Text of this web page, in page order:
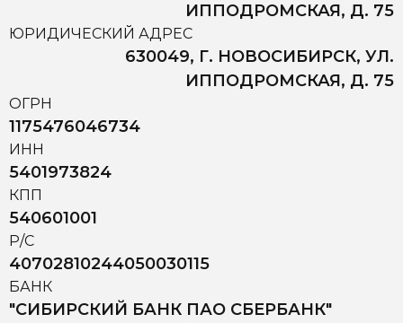
ИППОДРОМСКАЯ, Д. 75
ЮРИДИЧЕСКИЙ АДРЕС
630049, Г. НОВОСИБИРСК, УЛ.
ИППОДРОМСКАЯ, Д. 75
ОГРН
1175476046734
ИНН
5401973824
КПП
540601001
Р/С
40702810244050030115
БАНК
"СИБИРСКИЙ БАНК ПАО СБЕРБАНК"